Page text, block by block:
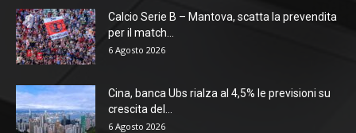
Calcio Serie B – Mantova, scatta la prevendita
per il match...
6 Agosto 2026
Cina, banca Ubs rialza al 4,5% le previsioni su
crescita del...
6 Agosto 2026